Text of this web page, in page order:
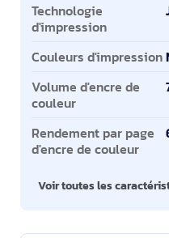
Technologie
d'impression
Couleurs d'impression
Volume d'encre de
couleur
Rendement par page
d'encre de couleur
Voir toutes les